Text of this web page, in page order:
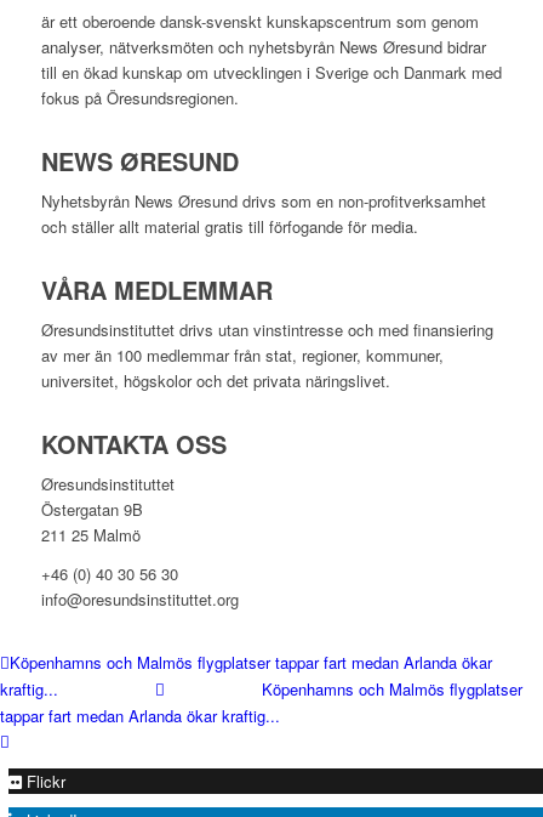
är ett oberoende dansk-svenskt kunskapscentrum som genom
analyser, nätverksmöten och nyhetsbyrån News Øresund bidrar
till en ökad kunskap om utvecklingen i Sverige och Danmark med
fokus på Öresundsregionen.
NEWS ØRESUND
Nyhetsbyrån News Øresund drivs som en non-profitverksamhet
och ställer allt material gratis till förfogande för media.
VÅRA MEDLEMMAR
Øresundsinstituttet drivs utan vinst­intresse och med finansiering
av mer än 100 medlemmar från stat, regioner, kommuner,
universitet, högskolor och det privata näringslivet.
KONTAKTA OSS
Øresundsinstituttet
Östergatan 9B
211 25 Malmö
+46 (0) 40 30 56 30
info@oresundsinstituttet.org
Köpenhamns och Malmös flygplatser tappar fart medan Arlanda ökar
kraftig...
Köpenhamns och Malmös flygplatser
tappar fart medan Arlanda ökar kraftig...
Flickr